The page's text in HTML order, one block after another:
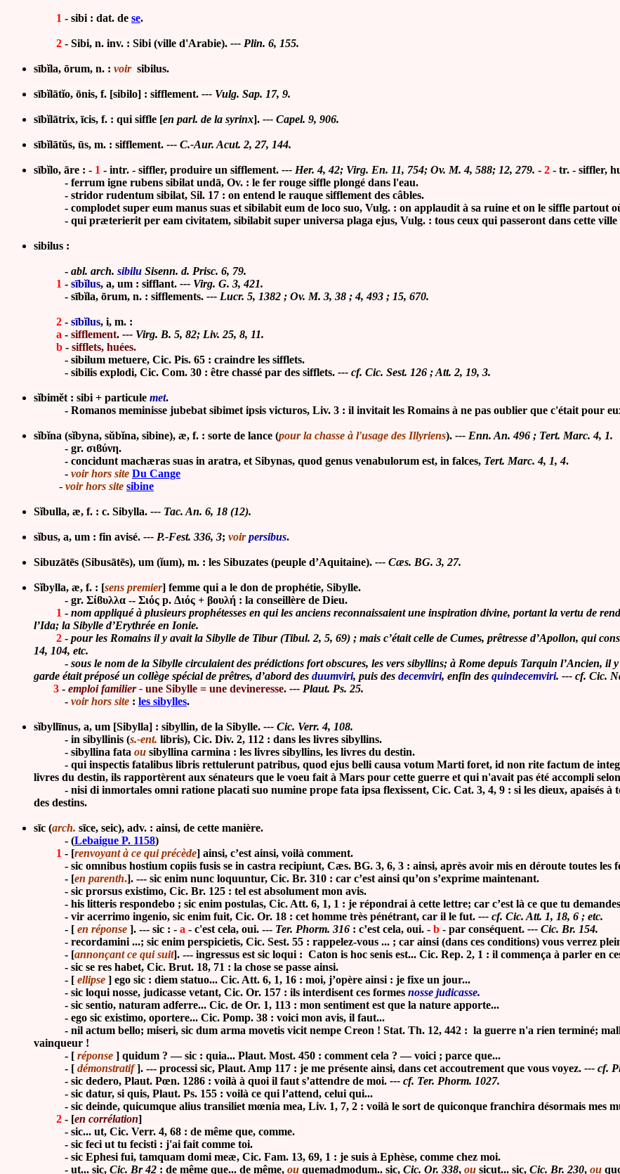
1 - sibi : dat. de se.
2 - Sibi, n. inv. : Sibi (ville d'Arabie). --- Plin. 6, 155.
sībĭla, ōrum, n. : voir sibilus.
sībĭlātĭo, ōnis, f. [sibilo] : sifflement. --- Vulg. Sap. 17, 9.
sībĭlātrix, īcis, f. : qui siffle [en parl. de la syrinx]. --- Capel. 9, 906.
sībĭlātŭs, ūs, m. : sifflement. --- C.-Aur. Acut. 2, 27, 144.
sībĭlo, āre : - 1 - intr. - siffler, produire un sifflement. --- Her. 4, 42; Virg. En. 11, 754; Ov. M. 4, 588; 12, 279. - 2 - tr. - siffler,
- ferrum igne rubens sibilat undā, Ov. : le fer rouge siffle plongé dans l'eau.
- stridor rudentum sibilat, Sil. 17 : on entend le rauque sifflement des câbles.
- complodet super eum manus suas et sibilabit eum de loco suo, Vulg. : on applaudit à sa ruine et on le siffle partout
- qui præterierit per eam civitatem, sibilabit super universa plaga ejus, Vulg. : tous ceux qui passeront dans cette ville
sibilus :
- abl. arch. sibilu Sisenn. d. Prisc. 6, 79.
1 - sībĭlus, a, um : sifflant. --- Virg. G. 3, 421.
- sībĭla, ōrum, n. : sifflements. --- Lucr. 5, 1382 ; Ov. M. 3, 38 ; 4, 493 ; 15, 670.
2 - sībĭlus, i, m. :
a - sifflement. --- Virg. B. 5, 82; Liv. 25, 8, 11.
b - sifflets, huées.
- sibilum metuere, Cic. Pis. 65 : craindre les sifflets.
- sibilis explodi, Cic. Com. 30 : être chassé par des sifflets. --- cf. Cic. Sest. 126 ; Att. 2, 19, 3.
sĭbimĕt : sibi + particule met.
- Romanos meminisse jubebat sibimet ipsis victuros, Liv. 3 : il invitait les Romains à ne pas oublier que c'était pour
sĭbĭna (sĭbyna, sŭbĭna, sibine), æ, f. : sorte de lance (pour la chasse à l'usage des Illyriens). --- Enn. An. 496 ; Tert. Marc. 4, 1.
- gr. σιϐύνη.
- concidunt machæras suas in aratra, et Sibynas, quod genus venabulorum est, in falces, Tert. Marc. 4, 1, 4.
- voir hors site Du Cange
- voir hors site sibine
Sĭbulla, æ, f. : c. Sibylla. --- Tac. An. 6, 18 (12).
sĭbus, a, um : fin avisé. --- P.-Fest. 336, 3; voirpersibus.
Sibuzātēs (Sibusātēs), um (ĭum), m. : les Sibuzates (peuple d’Aquitaine). --- Cæs. BG. 3, 27.
Sĭbylla, æ, f. : [sens premier] femme qui a le don de prophétie, Sibylle.
- gr. Σίϐυλλα -- Σιός p. Διός + βουλή : la conseillère de Dieu.
1 - nom appliqué à plusieurs prophétesses en qui les anciens reconnaissaient une inspiration divine, portant la vertu de
l’Ida; la Sibylle d’Erythrée en Ionie.
2 - pour les Romains il y avait la Sibylle de Tibur (Tibul. 2, 5, 69) ; mais c’était celle de Cumes, prêtresse d’Apollon, qui
14, 104, etc.
- sous le nom de la Sibylle circulaient des prédictions fort obscures, les vers sibyllins; à Rome depuis Tarquin l’Ancien, il
garde était préposé un collège spécial de prêtres, d’abord des duumviri, puis des decemviri, enfin des quindecemviri. --- cf. Cic.
3 - emploi familier - une Sibylle = une devineresse. --- Plaut. Ps. 25.
- voir hors site : les sibylles.
sĭbyllīnus, a, um [Sibylla] : sibyllin, de la Sibylle. --- Cic. Verr. 4, 108.
- in sibyllinis (s.-ent. libris), Cic. Div. 2, 112 : dans les livres sibyllins.
- sibyllina fata ou sibyllina carmina : les livres sibyllins, les livres du destin.
- qui inspectis fatalibus libris rettulerunt patribus, quod ejus belli causa votum Marti foret, id non rite factum de
livres du destin, ils rapportèrent aux sénateurs que le voeu fait à Mars pour cette guerre et qui n'avait pas été accompli
- nisi di inmortales omni ratione placati suo numine prope fata ipsa flexissent, Cic. Cat. 3, 4, 9 : si les dieux, apaisés à
des destins.
sīc (arch. sīce, seic), adv. : ainsi, de cette manière.
- (Lebaigue P. 1158)
1 - [renvoyant à ce qui précède] ainsi, c’est ainsi, voilà comment.
- sic omnibus hostium copiis fusis se in castra recipiunt, Cæs. BG. 3, 6, 3 : ainsi, après avoir mis en déroute toutes les
- [en parenth.]. --- sic enim nunc loquuntur, Cic. Br. 310 : car c’est ainsi qu’on s’exprime maintenant.
- sic prorsus existimo, Cic. Br. 125 : tel est absolument mon avis.
- his litteris respondebo ; sic enim postulas, Cic. Att. 6, 1, 1 : je répondrai à cette lettre; car c’est là ce que tu
- vir acerrimo ingenio, sic enim fuit, Cic. Or. 18 : cet homme très pénétrant, car il le fut. --- cf. Cic. Att. 1, 18, 6 ; etc.
- [ en réponse ]. --- sic : - a - c'est cela, oui. --- Ter. Phorm. 316 : c’est cela, oui. - b - par conséquent. --- Cic. Br. 154.
- recordamini ...; sic enim perspicietis, Cic. Sest. 55 : rappelez-vous ... ; car ainsi (dans ces conditions) vous verrez
- [annonçant ce qui suit]. --- ingressus est sic loqui : Caton is hoc senis est... Cic. Rep. 2, 1 : il commença à parler en
- sic se res habet, Cic. Brut. 18, 71 : la chose se passe ainsi.
- [ ellipse ] ego sic : diem statuo... Cic. Att. 6, 1, 16 : moi, j’opère ainsi : je fixe un jour...
- sic loqui nosse, judicasse vetant, Cic. Or. 157 : ils interdisent ces formes nosse judicasse.
- sic sentio, naturam adferre... Cic. de Or. 1, 113 : mon sentiment est que la nature apporte...
- ego sic existimo, oportere... Cic. Pomp. 38 : voici mon avis, il faut...
- nil actum bello; miseri, sic dum arma movetis vicit nempe Creon ! Stat. Th. 12, 442 : la guerre n'a rien terminé;
vainqueur !
- [ réponse ] quidum ? — sic : quia... Plaut. Most. 450 : comment cela ? — voici ; parce que...
- [ démonstratif]. --- processi sic, Plaut. Amp 117 : je me présente ainsi, dans cet accoutrement que vous voyez. --- cf.
- sic dedero, Plaut. Pœn. 1286 : voilà à quoi il faut s’attendre de moi. --- cf. Ter. Phorm. 1027.
- sic datur, si quis, Plaut. Ps. 155 : voilà ce qui l’attend, celui qui...
- sic deinde, quicumque alius transiliet mœnia mea, Liv. 1, 7, 2 : voilà le sort de quiconque franchira désormais mes
2 - [en corrélation]
- sic... ut, Cic. Verr. 4, 68 : de même que, comme.
- sic feci ut tu fecisti : j'ai fait comme toi.
- sic Ephesi fui, tamquam domi meæ, Cic. Fam. 13, 69, 1 : je suis à Ephèse, comme chez moi.
- ut... sic, Cic. Br 42 : de même que... de même, ou quemadmodum.. sic, Cic. Or. 338, ou sicut... sic, Cic. Br. 230, ou